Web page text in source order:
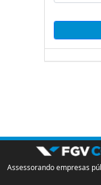
Assessorando empresas